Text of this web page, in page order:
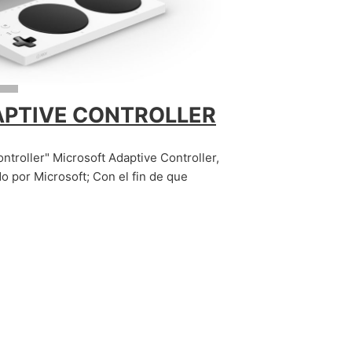
CONTROLLER
Microsoft Adaptive Controller,
por Microsoft; Con el fin de que